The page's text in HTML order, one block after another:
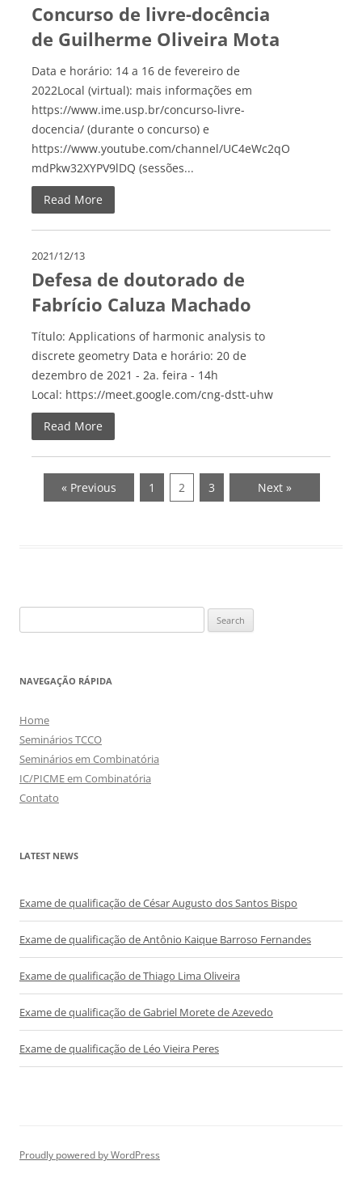
Concurso de livre-docência
de Guilherme Oliveira Mota
Data e horário: 14 a 16 de fevereiro de
2022Local (virtual): mais informações em
https://www.ime.usp.br/concurso-livre-
docencia/ (durante o concurso) e
https://www.youtube.com/channel/UC4eWc2qO
mdPkw32XYPV9lDQ (sessões...
Read More
2021/12/13
Defesa de doutorado de
Fabrício Caluza Machado
Título: Applications of harmonic analysis to
discrete geometry Data e horário: 20 de
dezembro de 2021 - 2a. feira - 14h
Local: https://meet.google.com/cng-dstt-uhw
Read More
« Previous 1 2 3 Next »
for:
NAVEGAÇÃO RÁPIDA
Home
Seminários TCCO
Seminários em Combinatória
IC/PICME em Combinatória
Contato
LATEST NEWS
Exame de qualificação de César Augusto dos Santos Bispo
Exame de qualificação de Antônio Kaique Barroso Fernandes
Exame de qualificação de Thiago Lima Oliveira
Exame de qualificação de Gabriel Morete de Azevedo
Exame de qualificação de Léo Vieira Peres
Proudly powered by WordPress